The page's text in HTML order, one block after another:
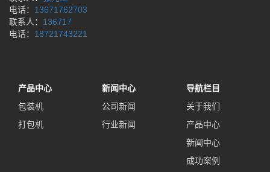
电话： 13671762703
联系人： 136717
电话： 18721743221
产品中心
包装机
打包机
新闻中心
公司新闻
行业新闻
导航栏目
关于我们
产品中心
新闻中心
成功案例